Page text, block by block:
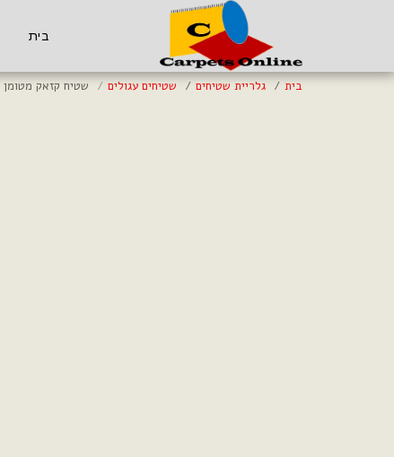
בית
בית גלריית שטיחים שטיחים עגולים שטיח קזאק מטומן 98*98